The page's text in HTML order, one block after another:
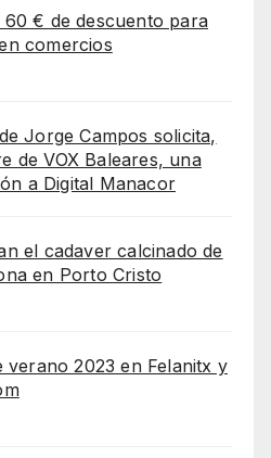
60 € de descuento para
comercios
Jorge Campos solicita,
de VOX Baleares, una
a Digital Manacor
el cadaver calcinado de
en Porto Cristo
verano 2023 en Felanitx y